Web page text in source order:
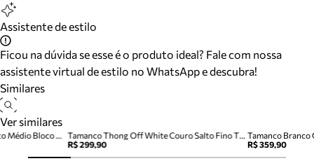
Assistente de estilo
Ficou na dúvida se esse é o produto ideal? Fale com nossa
assistente virtual de estilo no WhatsApp e descubra!
Similares
Ver similares
Tamanco Thong Off White Couro Salto Fino Tira Dedo
R$ 299,90
Tamanco Branco
R$ 359,90
Sandália Off-White Couro Salto Médio Bloco Lace Up